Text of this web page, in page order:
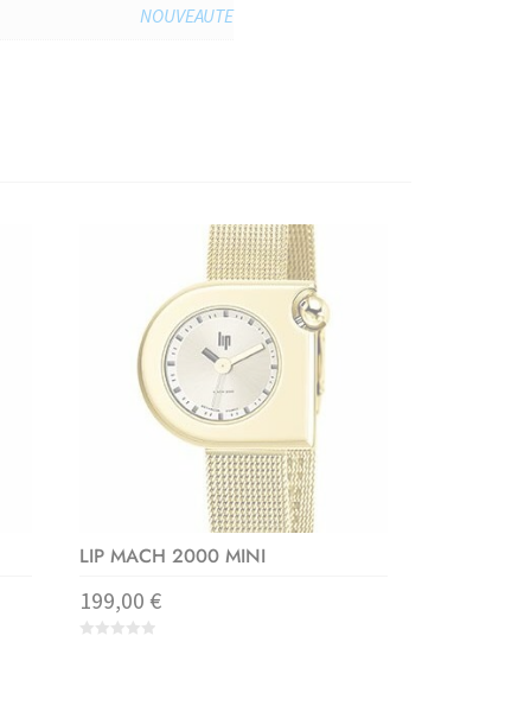
NOUVEAUTE
LIP MACH 2000 MINI
199,00 €